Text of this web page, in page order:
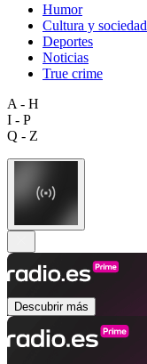
Humor
Cultura y sociedad
Deportes
Noticias
True crime
A - H
I - P
Q - Z
Descubrir más